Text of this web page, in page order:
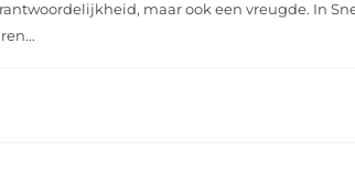
maar ook een vreugde. In